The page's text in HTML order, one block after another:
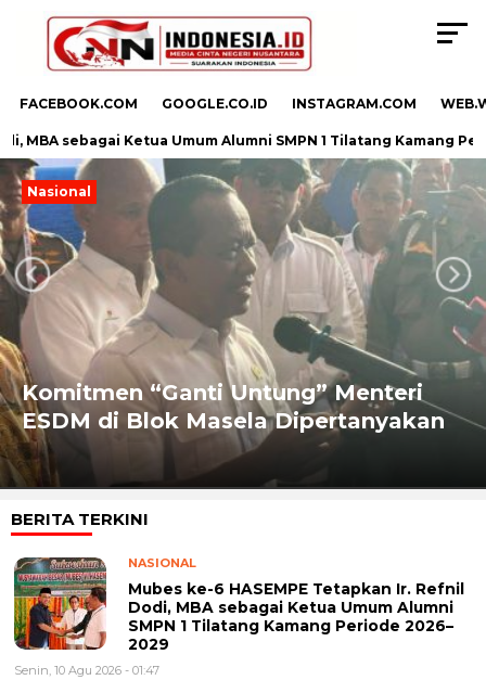
FACEBOOK.COM GOOGLE.CO.ID INSTAGRAM.COM
sebagai Ketua Umum Alumni SMPN 1 Tilatang Kamang
Nasional
Komitmen “Ganti Untung” Menteri
ESDM di Blok Masela Dipertanyakan
Previous Next
BERITA TERKINI
NASIONAL
Mubes ke-6 HASEMPE Tetapkan Ir. Refnil
Dodi, MBA sebagai Ketua Umum Alumni
SMPN 1 Tilatang Kamang Periode 2026–
2029
Senin, 10 Agu 2026 - 01:47